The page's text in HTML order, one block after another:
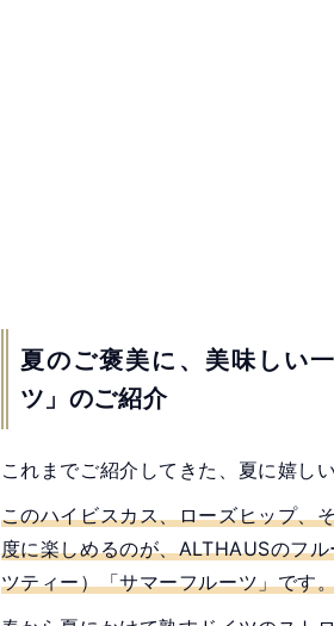
夏のご褒美に、美味しい
ツ」のご紹介
これまでご紹介してきた、夏に嬉し
このハイビスカス、ローズヒップ、
度に楽しめるのが、ALTHAUSのフ
ツティー）「サマーフルーツ」です